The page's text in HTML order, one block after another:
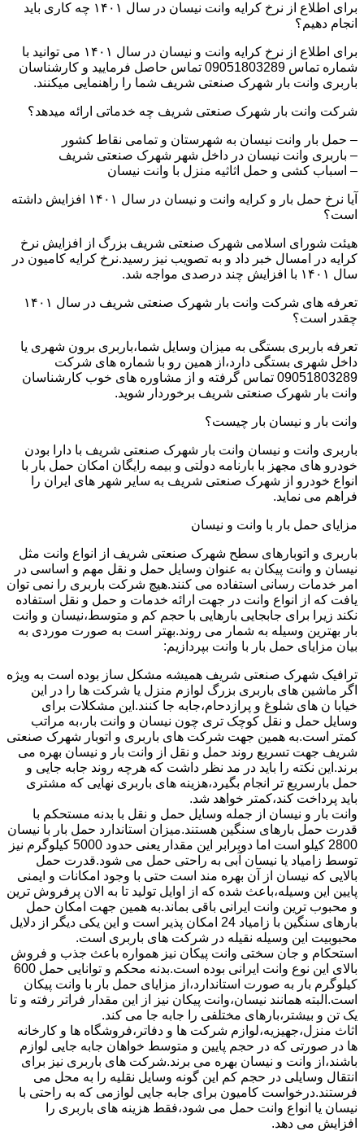
برای اطلاع از نرخ کرایه وانت نیسان در سال ۱۴۰۱ چه کاری باید
انجام دهیم؟
برای اطلاع از نرخ کرایه وانت و نیسان در سال ۱۴۰۱ می توانید با
شماره تماس 09051803289 تماس حاصل فرمایید و کارشناسان
باربری وانت بار شهرک صنعتی شریف شما را راهنمایی میکنند.
شرکت وانت بار شهرک صنعتی شریف چه خدماتی ارائه میدهد؟
– حمل بار وانت نیسان به شهرستان و تمامی نقاط کشور
– باربری وانت نیسان در داخل شهر شهرک صنعتی شریف
– اسباب کشی و حمل اثاثیه منزل با وانت نیسان
آیا نرخ حمل بار و کرایه وانت و نیسان در سال ۱۴۰۱ افزایش داشته
است؟
هیئت شورای اسلامی شهرک صنعتی شریف بزرگ از افزایش نرخ
کرایه در امسال خبر داد و به تصویب نیز رسید.نرخ کرایه کامیون در
سال ۱۴۰۱ با افزایش چند درصدی مواجه شد.
تعرفه های شرکت وانت بار شهرک صنعتی شریف در سال ۱۴۰۱
چقدر است؟
تعرفه باربری بستگی به میزان وسایل شما،باربری برون شهری یا
داخل شهری بستگی دارد،از همین رو با شماره های شرکت
09051803289 تماس گرفته و از مشاوره های خوب کارشناسان
وانت بار شهرک صنعتی شریف برخوردار شوید.
وانت بار و نیسان بار چیست؟
باربری وانت و نیسان وانت بار شهرک صنعتی شریف با دارا بودن
خودرو های مجهز با بارنامه دولتی و بیمه رایگان امکان حمل بار با
انواع خودرو از شهرک صنعتی شریف به سایر شهر های ایران را
فراهم می نماید.
مزایای حمل بار با وانت و نیسان
باربری و اتوبارهای سطح شهرک صنعتی شریف از انواع وانت مثل
نیسان و وانت پیکان به عنوان وسایل حمل و نقل مهم و اساسی در
امر خدمات رسانی استفاده می کنند.هیچ شرکت باربری را نمی توان
یافت که از انواع وانت در جهت ارائه خدمات و حمل و نقل استفاده
نکند زیرا برای جابجایی بارهایی با حجم کم و متوسط،نیسان و وانت
بار بهترین وسیله به شمار می روند.بهتر است به صورت موردی به
بیان مزایای حمل بار با وانت بپردازیم:
ترافیک شهرک صنعتی شریف همیشه مشکل ساز بوده است به ویژه
اگر ماشین های باربری بزرگ لوازم منزل یا شرکت ها را در این
خیابا ن های شلوغ و پرازدحام،جابه جا کنند.این مشکلات برای
وسایل حمل و نقل کوچک تری چون نیسان و وانت بار،به مراتب
کمتر است.به همین جهت شرکت های باربری و اتوبار شهرک صنعتی
شریف جهت تسریع روند حمل و نقل از وانت بار و نیسان بهره می
برند.این نکته را باید در مد نظر داشت که هرچه روند جابه جایی و
حمل بارسریع تر انجام بگیرد،هزینه های باربری نهایی که مشتری
باید پرداخت کند،کمتر خواهد شد.
وانت بار و نیسان از جمله وسایل حمل و نقل با بدنه مستحکم با
قدرت حمل بارهای سنگین هستند.میزان استاندارد حمل بار با نیسان
2800 کیلو است اما دوبرابر این مقدار یعنی حدود 5000 کیلوگرم نیز
توسط زامیاد یا نیسان آبی به راحتی حمل می شود.قدرت حمل
بالایی که نیسان از آن بهره مند است حتی با وجود امکانات و ایمنی
پایین این وسیله،باعث شده که از اوایل تولید تا به الان پرفروش ترین
و محبوب ترین وانت ایرانی باقی بماند.به همین جهت امکان حمل
بارهای سنگین با زامیاد 24 امکان پذیر است و این یکی دیگر از دلایل
محبوبیت این وسیله نقیله در شرکت های باربری است.
استحکام و جان سختی وانت پیکان نیز همواره باعث جذب و فروش
بالای این نوع وانت ایرانی بوده است.بدنه محکم و توانایی حمل 600
کیلوگرم بار به صورت استاندارد،از مزایای حمل بار با وانت پیکان
است.البته همانند نیسان،وانت پیکان نیز از این مقدار فراتر رفته و تا
یک تن و بیشتر،بارهای مختلفی را جابه جا می کند.
اثاث منزل،جهیزیه،لوازم شرکت ها و دفاتر،فروشگاه ها و کارخانه
ها در صورتی که در حجم پایین و متوسط خواهان جابه جایی لوازم
باشند،از وانت و نیسان بهره می برند.شرکت های باربری نیز برای
انتقال وسایلی در حجم کم این گونه وسایل نقلیه را به محل می
فرستند.درخواست کامیون برای جابه جایی لوازمی که به راحتی با
نیسان یا انواع وانت حمل می شود،فقط هزینه های باربری را
افزایش می دهد.